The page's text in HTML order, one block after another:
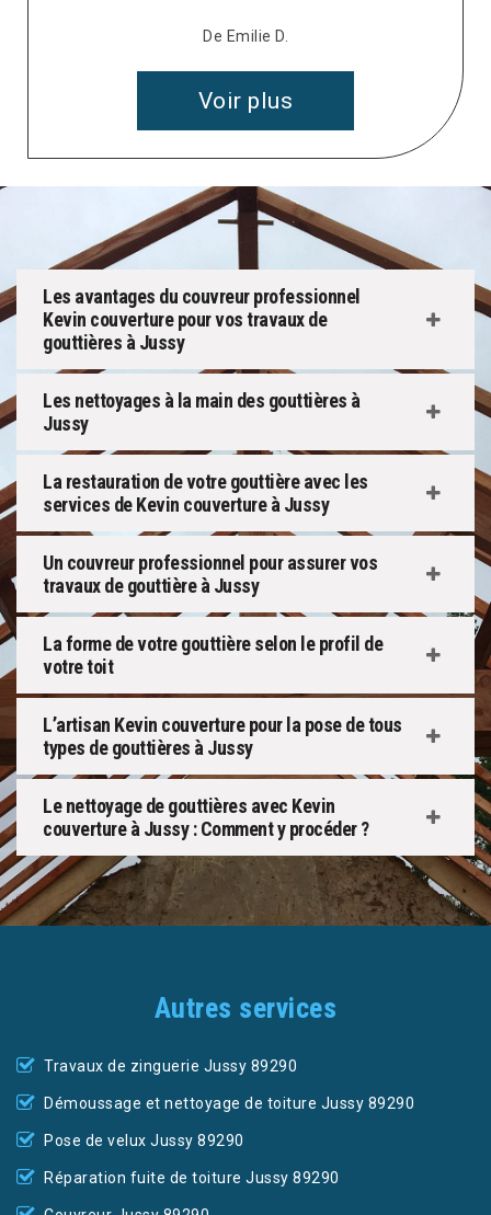
De Emilie D.
Voir plus
Les avantages du couvreur professionnel
Kevin couverture pour vos travaux de
gouttières à Jussy
Les nettoyages à la main des gouttières à
Jussy
La restauration de votre gouttière avec les
services de Kevin couverture à Jussy
Un couvreur professionnel pour assurer vos
travaux de gouttière à Jussy
La forme de votre gouttière selon le profil de
votre toit
L’artisan Kevin couverture pour la pose de tous
types de gouttières à Jussy
Le nettoyage de gouttières avec Kevin
couverture à Jussy : Comment y procéder ?
Autres services
Travaux de zinguerie Jussy 89290
Démoussage et nettoyage de toiture Jussy 89290
Pose de velux Jussy 89290
Réparation fuite de toiture Jussy 89290